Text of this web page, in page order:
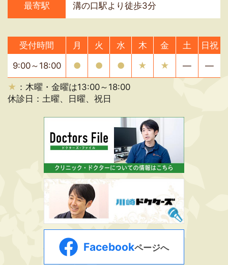
最寄駅 溝の口駅より徒歩3分
★ ：木曜・金曜は13:00～18:00
休診日：土曜、日曜、祝日
受付時間 月 火 水 木 金 土
日祝
9:00～18:00
● ● ● ★ ★ ― ―
Facebookページへ